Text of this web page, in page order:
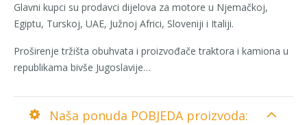
Glavni kupci su prodavci dijelova za motore u Njemačkoj,
Egiptu, Turskoj, UAE, Južnoj Africi, Sloveniji i Italiji.
Proširenje tržišta obuhvata i proizvođače traktora i kamiona u
republikama bivše Jugoslavije…
Naša ponuda POBJEDA proizvoda: